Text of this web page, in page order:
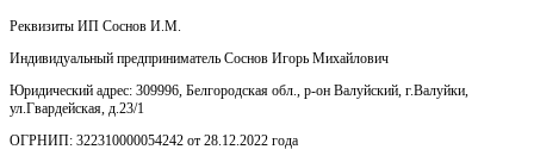
Реквизиты ИП Соснов И.М.
Индивидуальный предприниматель Соснов Игорь Михайлович
Юридический адрес: 309996, Белгородская обл., р-он Валуйский, г.Валуйки,
ул.Гвардейская, д.23/1
ОГРНИП: 322310000054242 от 28.12.2022 года